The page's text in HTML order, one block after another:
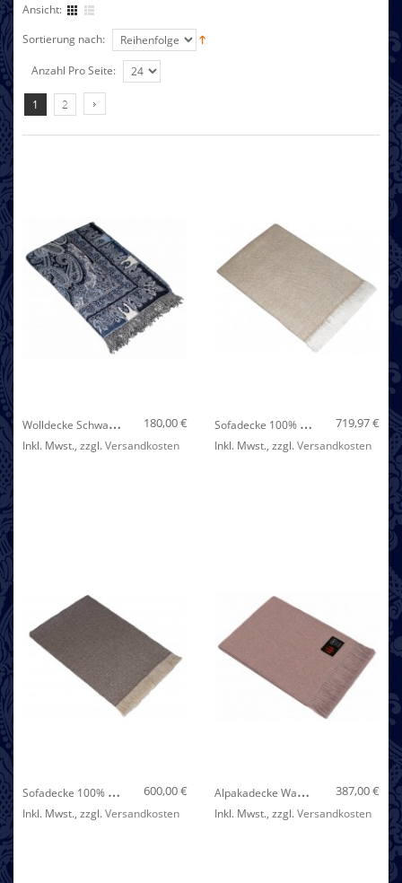
Ansicht:
Sortierung nach:
Anzahl Pro Seite:
1 2
W
Olldecke Schwarz Blau Beige LORENZO CANA 180,00 €
Inkl. Mwst., zzgl.Versandkosten
S
Ofadecke 100% Kaschmir Hellbraun Weiß Streifen LORENZO CANA 719,97 €
Inkl. Mwst., zzgl.Versandkosten
S
Ofadecke 100% Kaschmir Braun Weiß Streifen LORENZO CANA 600,00 €
Inkl. Mwst., zzgl.Versandkosten
A
Lpakadecke Warm Taupe LORENZO CANA 387,00 €
Inkl. Mwst., zzgl.Versandkosten